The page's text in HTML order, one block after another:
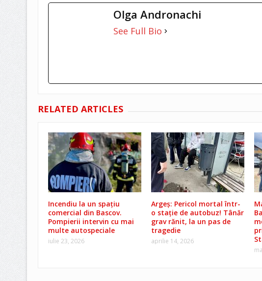
Olga Andronachi
See Full Bio
RELATED ARTICLES
Incendiu la un spațiu
comercial din Bascov.
Pompierii intervin cu mai
multe autospeciale
iulie 23, 2026
Argeș: Pericol mortal într-
o stație de autobuz! Tânăr
grav rănit, la un pas de
tragedie
aprilie 14, 2026